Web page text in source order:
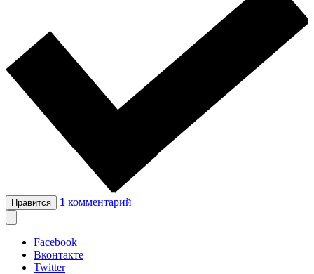
Нравится 1 комментарий
Facebook
Вконтакте
Twitter